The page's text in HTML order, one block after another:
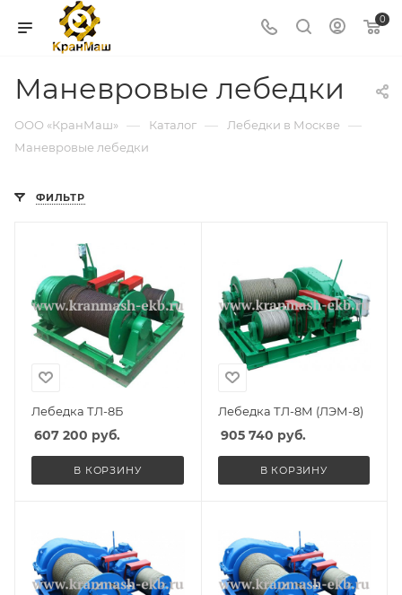
0
Маневровые лебедки
ООО «КранМаш» — Каталог — Лебедки в Москве —
Маневровые лебедки
ФИЛЬТР
Лебедка ТЛ-8Б
607 200 руб.
В КОРЗИНУ
Лебедка ТЛ-8М (ЛЭМ-8)
905 740 руб.
В КОРЗИНУ